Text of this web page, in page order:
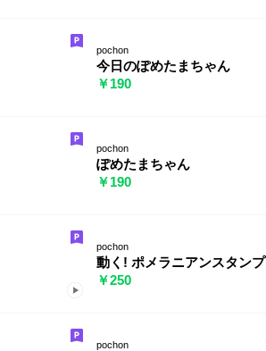
pochon
今日のぽめたまちゃん
￥190
pochon
ぽめたまちゃん
￥190
pochon
動く! ポメラニアンスタンプ
￥250
pochon